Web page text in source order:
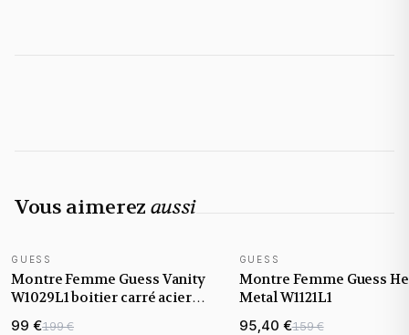
Vous aimerez aussi
GUESS
Montre Femme Guess Vanity
W1029L1 boitier carré acier
argenté cadran blanc
99 €199 €
GUESS
Montre Femme Guess
Metal W1121L1
95,40 €159 €